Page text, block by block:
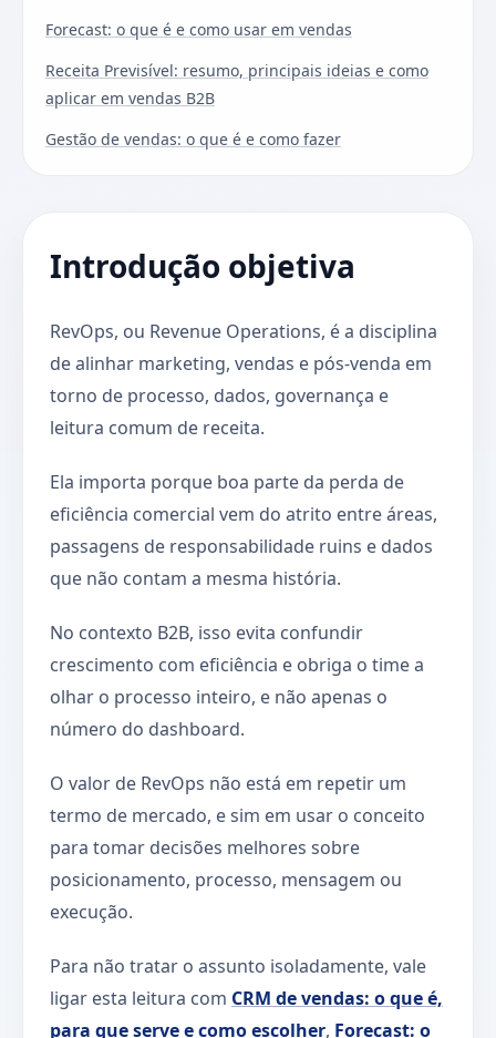
Forecast: o que é e como usar em vendas
Receita Previsível: resumo, principais ideias e como
aplicar em vendas B2B
Gestão de vendas: o que é e como fazer
Introdução objetiva
RevOps, ou Revenue Operations, é a disciplina
de alinhar marketing, vendas e pós-venda em
torno de processo, dados, governança e
leitura comum de receita.
Ela importa porque boa parte da perda de
eficiência comercial vem do atrito entre áreas,
passagens de responsabilidade ruins e dados
que não contam a mesma história.
No contexto B2B, isso evita confundir
crescimento com eficiência e obriga o time a
olhar o processo inteiro, e não apenas o
número do dashboard.
O valor de RevOps não está em repetir um
termo de mercado, e sim em usar o conceito
para tomar decisões melhores sobre
posicionamento, processo, mensagem ou
execução.
Para não tratar o assunto isoladamente, vale
ligar esta leitura com CRM de vendas: o que é,
para que serve e como escolher, Forecast: o